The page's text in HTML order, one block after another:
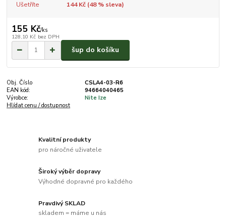
Ušetříte 144 Kč (48% sleva)
155 Kč/ks
128,10 Kč bez DPH
šup do košíku
Obj. Číslo
CSLA4-03-R6
EAN kód:
94664040465
Výrobce:
Nite Ize
Hlídat cenu / dostupnost
Kvalitní produkty
pro náročné uživatele
Široký výběr dopravy
Výhodné dopravné pro každého
Pravdivý SKLAD
skladem = máme u nás